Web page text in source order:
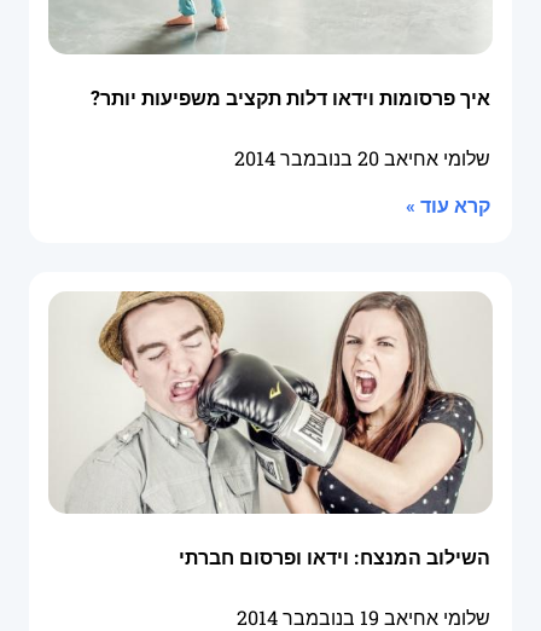
איך פרסומות וידאו דלות תקציב משפיעות יותר?
שלומי אחיאב20 בנובמבר 2014
קרא עוד »
השילוב המנצח: וידאו ופרסום חברתי
שלומי אחיאב 19 בנובמבר 2014